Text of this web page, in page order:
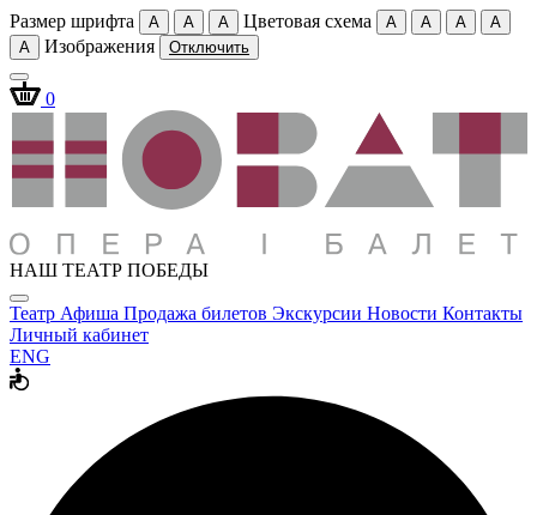
Размер шрифта A A A Цветовая схема A A A
A
A
Изображения Отключить
0
НАШ ТЕАТР ПОБЕДЫ
Театр Афиша Продажа билетов Экскурсии Новости Контакты
Личный кабинет
ENG